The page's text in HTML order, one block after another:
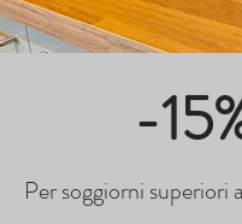
-
Per soggiorni superiori